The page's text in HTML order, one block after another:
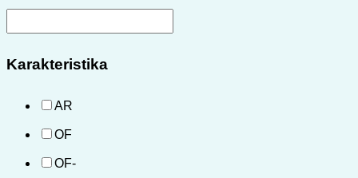
Karakteristika
AR
OF
OF-